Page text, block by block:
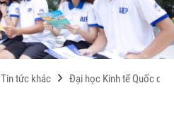
Tin tức khác Đại học Kinh tế Quốc